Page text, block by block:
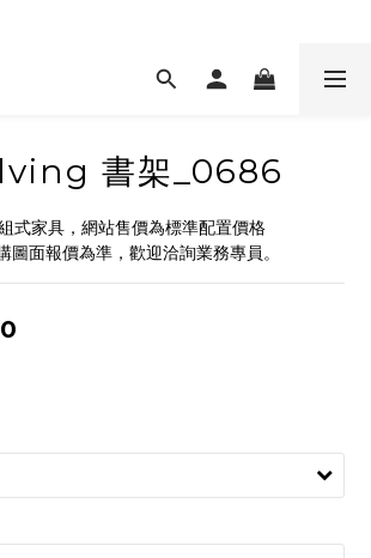
書架_0686
式家具，網站售價為標準配置價格
圖面報價為準，歡迎洽詢業務專員。